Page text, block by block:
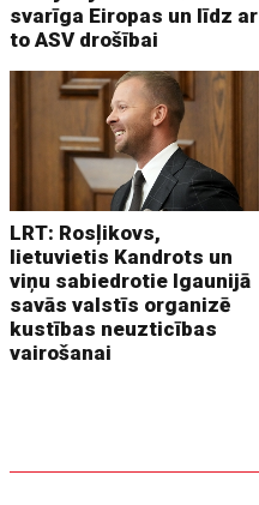
svarīga Eiropas un līdz ar
to ASV drošībai
LRT: Rosļikovs,
lietuvietis Kandrots un
viņu sabiedrotie Igaunijā
savās valstīs organizē
kustības neuzticības
vairošanai